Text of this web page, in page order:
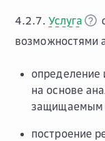
4.2.7. Услуга
возможностями
определение
на основе
защищаемым
построение